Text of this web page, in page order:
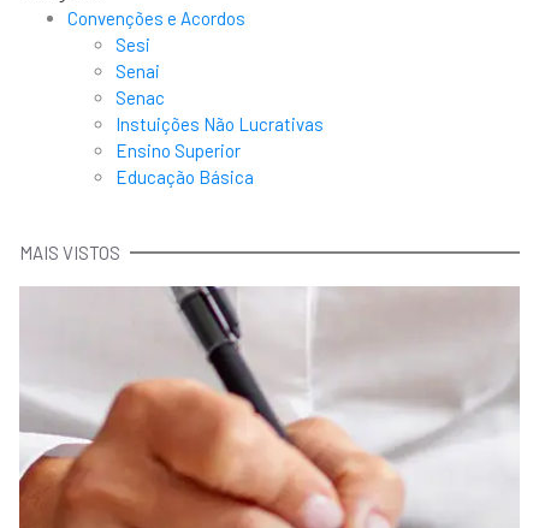
Convenções e Acordos
Sesi
Senai
Senac
Instuições Não Lucrativas
Ensino Superior
Educação Básica
MAIS VISTOS